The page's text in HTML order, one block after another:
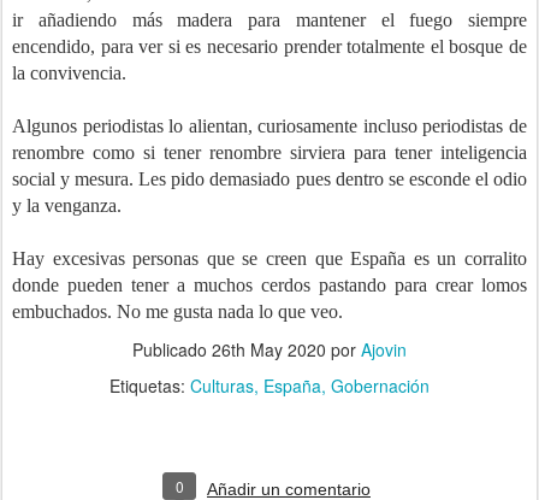
ir añadiendo más madera para mantener el fuego siempre
encendido, para ver si es necesario prender totalmente el bosque de
la convivencia.
Algunos periodistas lo alientan, curiosamente incluso periodistas de
renombre como si tener renombre sirviera para tener inteligencia
social y mesura. Les pido demasiado pues dentro se esconde el odio
y la venganza.
Hay excesivas personas que se creen que España es un corralito
donde pueden tener a muchos cerdos pastando para crear lomos
embuchados. No me gusta nada lo que veo.
Publicado 26th May 2020 por Ajovin
Etiquetas: Culturas España Gobernación
0 Añadir un comentario